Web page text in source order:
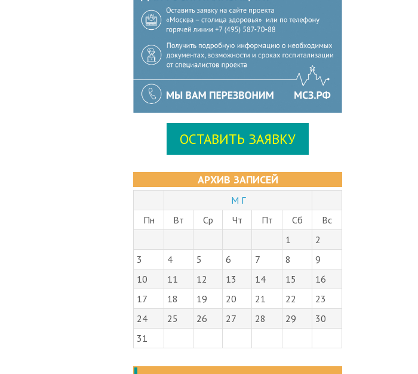
ОСТАВИТЬ ЗАЯВКУ
М Г
Пн
Вт Ср Чт Пт Сб
Вс
1
2
3
4 5 6 7 8
9
10
11 12 13 14 15
16
17
18 19 20 21 22
23
24
25 26 27 28 29
30
31
ПОСЛЕДНИЕ ЗАПИСИ В БЛОГЕ